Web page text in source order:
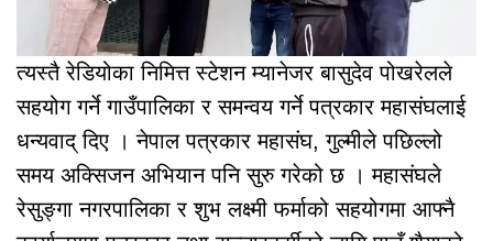
त्यस्तै रेडियोका निमित्त स्टेशन म्यानेजर बासुदेव पोखरेलले
सहयोग गर्ने गाउँपालिका र समन्वय गर्ने पत्रकार महासंघलाई
धन्यवाद् दिए । नेपाल पत्रकार महासंघ, गुल्मीले पछिल्लो
समय अक्सिजन अभियान पनि सुरु गरेको छ । महासंघले
रेसुङ्गा नगरपालिका र शुभ लक्ष्मी फर्माको सहयोगमा आफ्नै